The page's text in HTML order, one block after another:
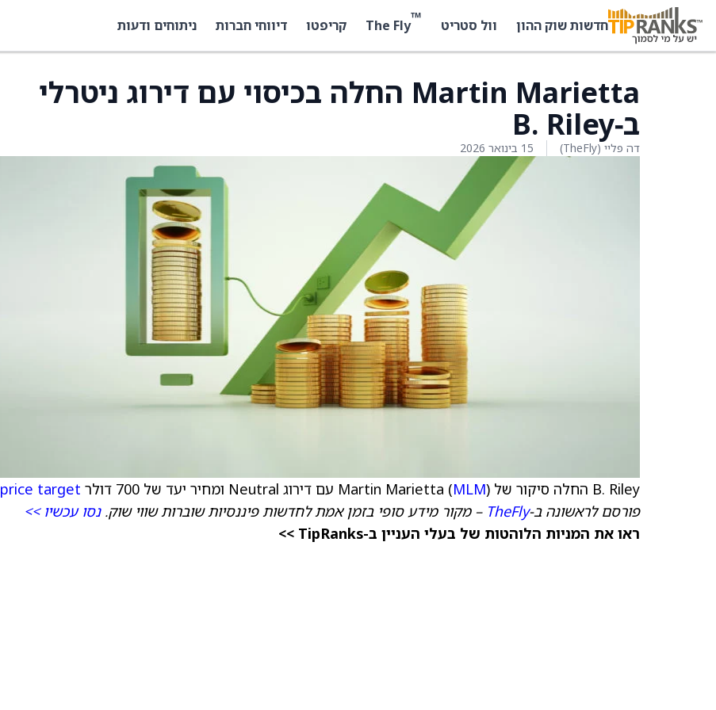
חדשות שוק ההון וול סטריט ™
The Fly קריפטו דיווחי חברות ניתוחים ודעות
Martin Marietta החלה בכיסוי עם דירוג ניטרלי
ב‑B. Riley
דה פליי (TheFly) 15 בינואר 2026
B. Riley החלה סיקור של Martin Marietta ( MLM) עם דירוג Neutral ומחיר יעד של 700 דולר
price target
פורסם לראשונה ב-TheFly – מקור מידע סופי בזמן אמת לחדשות פיננסיות שוברות שווי שוק.נסו עכשיו >>
ראו את המניות הלוהטות של בעלי העניין ב-TipRanks >>